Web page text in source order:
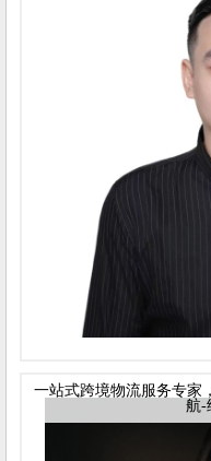
一站式跨境物流服务专家
航-